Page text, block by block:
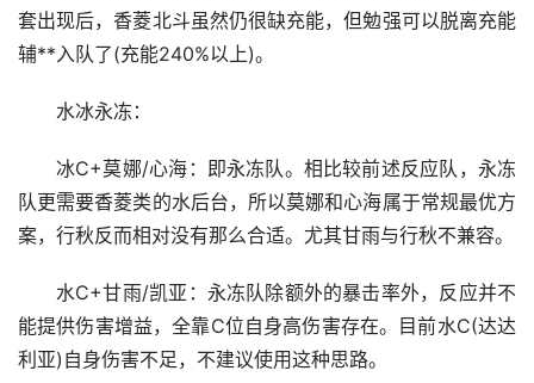
套出现后，香菱北斗虽然仍很缺充能，但勉强可以脱离充能
辅**入队了(充能240%以上)。
水冰永冻：
冰C+莫娜/心海：即永冻队。相比较前述反应队，永冻
队更需要香菱类的水后台，所以莫娜和心海属于常规最优方
案，行秋反而相对没有那么合适。尤其甘雨与行秋不兼容。
水C+甘雨/凯亚：永冻队除额外的暴击率外，反应并不
能提供伤害增益，全靠C位自身高伤害存在。目前水C(达达
利亚)自身伤害不足，不建议使用这种思路。